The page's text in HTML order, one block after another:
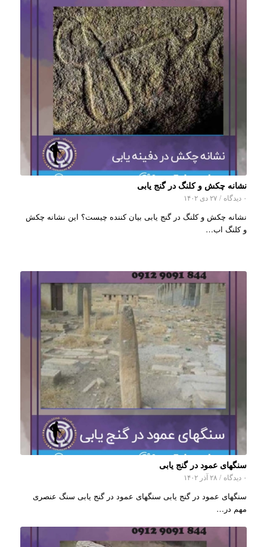
نشانه چکش و کلنگ در گنج یابی
۰ دیدگاه / ۲۷ دی ۱۴۰۲
نشانه چکش و کلنگ در گنج یابی بیان کننده چیست؟ این نشانه چکش
و کلنگ اب…
سنگهای عمود در گنج یابی
۰ دیدگاه / ۲۸ آذر ۱۴۰۲
سنگهای عمود در گنج یابی سنگهای عمود در گنج یابی سنگ عنصری
مهم در…